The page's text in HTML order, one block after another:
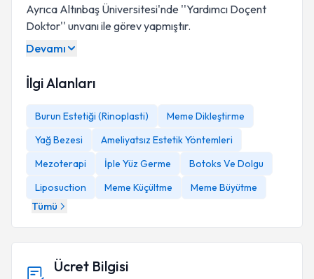
Ayrıca Altınbaş Üniversitesi'nde ''Yardımcı Doçent
Doktor'' unvanı ile görev yapmıştır.
Devamı
İlgi Alanları
Burun Estetiği (Rinoplasti)
Meme Dikleştirme
Yağ Bezesi
Ameliyatsız Estetik Yöntemleri
Mezoterapi
İple Yüz Germe
Botoks Ve Dolgu
Liposuction
Meme Küçültme
Meme Büyütme
Tümü
Ücret Bilgisi